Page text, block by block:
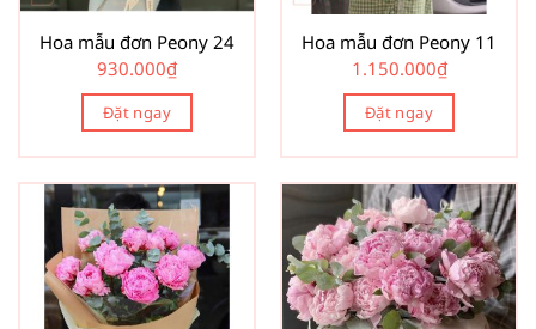
Hoa mẫu đơn Peony 24
930.000₫
Đặt ngay
Hoa mẫu đơn Peony 11
1.150.000₫
Đặt ngay